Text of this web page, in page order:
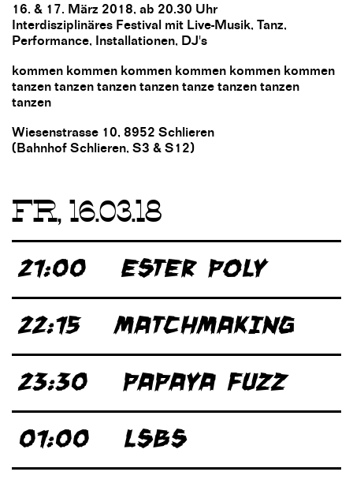
16. & 17. März 2018, ab 20.30 Uhr
Interdisziplinäres Festival mit Live-Musik, Tanz,
Performance, Installationen, DJ's
kommen kommen kommen kommen kommen kommen
tanzen tanzen tanzen tanzen tanze tanzen tanzen
tanzen
Wiesenstrasse 10, 8952 Schlieren
(Bahnhof Schlieren, S3 & S12)
FR, 16.03.18
21:00 ESTER POLY
22:15 MATCHMAKING
23:30 PAPAYA FUZZ
01:00 LSBS